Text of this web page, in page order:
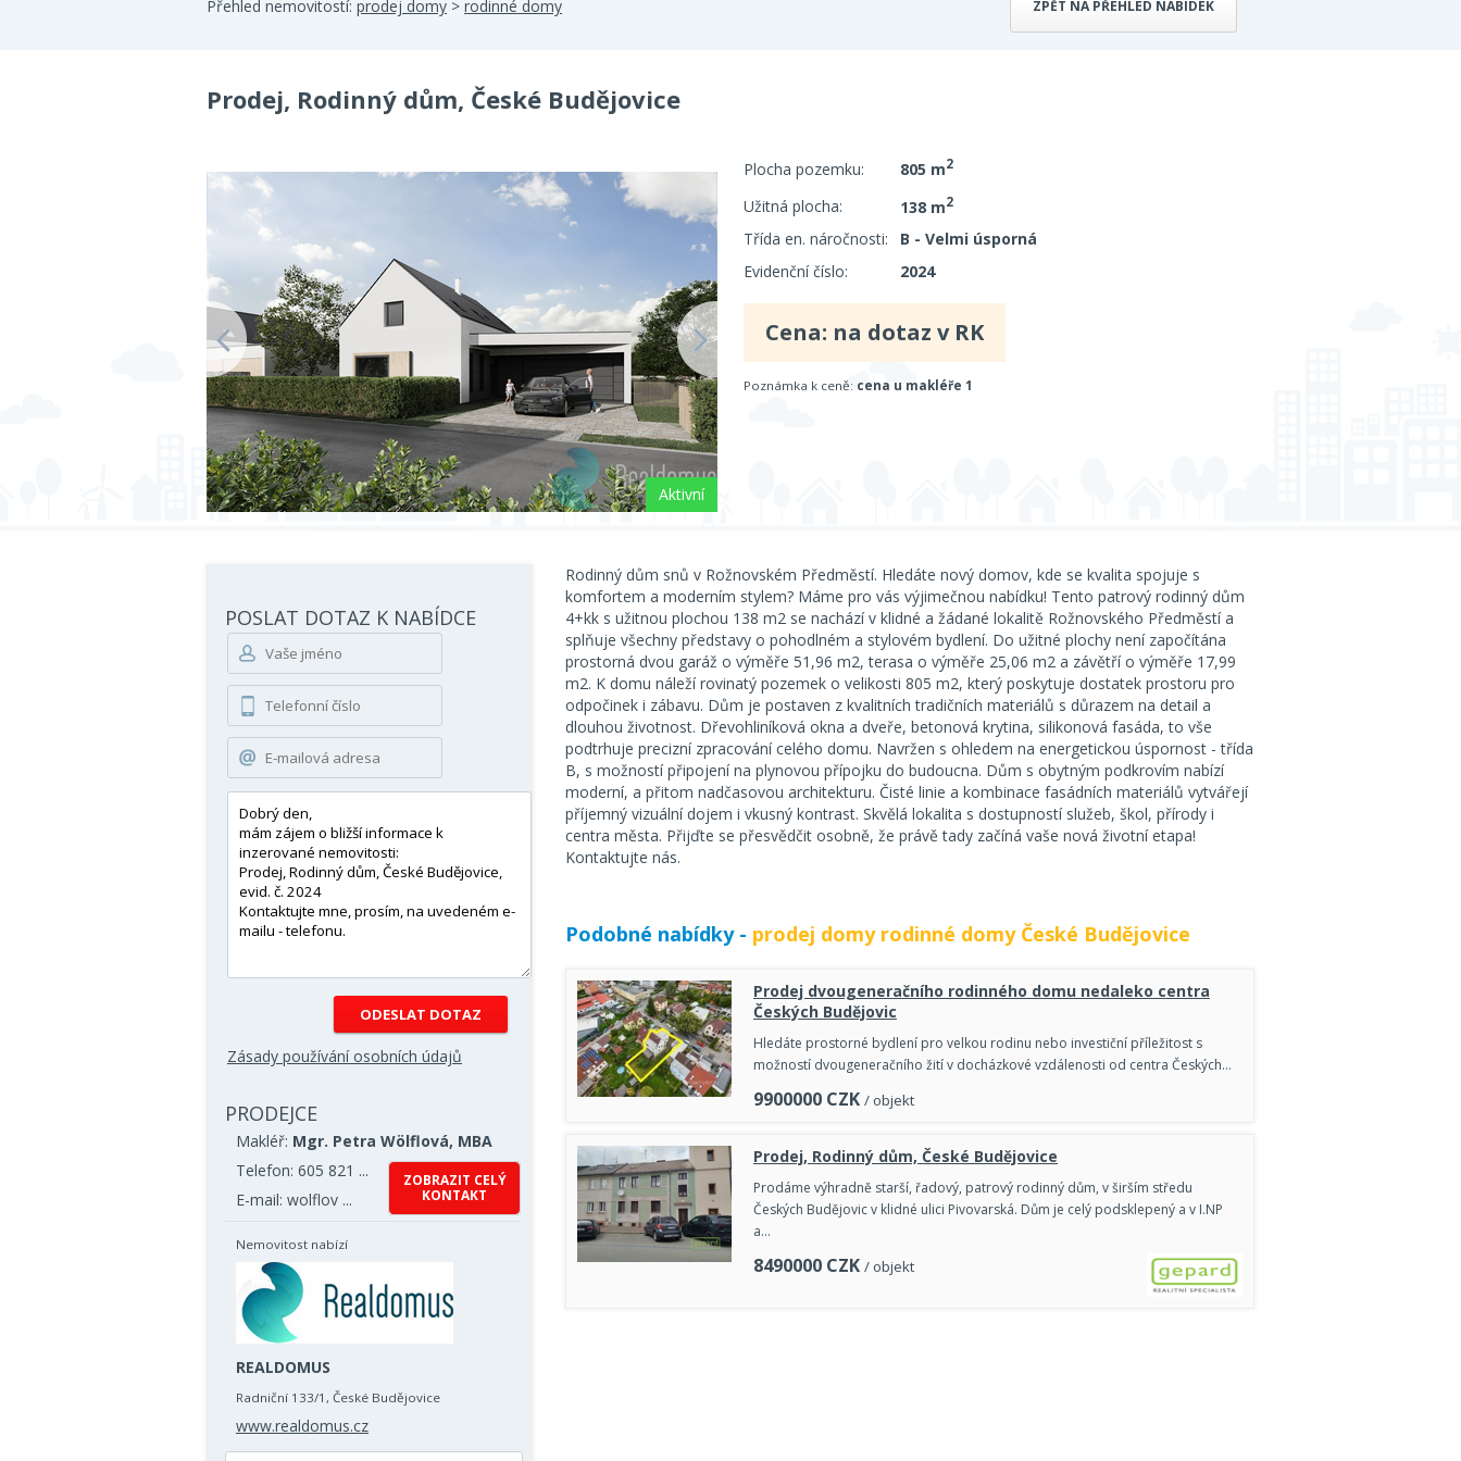
Přehled nemovitostí: prodej domy > rodinné domy ZPĚT NA PŘEHLED NABÍDEK
Prodej, Rodinný dům, České Budějovice
Aktivní
Plocha pozemku: 805 m2
Užitná plocha: 138 m2
Třída en. náročnosti:
B - Velmi úsporná
Evidenční číslo:
2024
Cena: na dotaz v RK
Poznámka k ceně: cena u makléře 1
POSLAT DOTAZ K NABÍDCE
Zásady používání osobních údajů
PRODEJCE
Makléř: Mgr. Petra Wölflová, MBA
Telefon: 605 821 ...
E-mail: wolflov ...
ZOBRAZIT CELÝ
KONTAKT
Nemovitost nabízí
REALDOMUS
Radniční 133/1, České Budějovice
www.realdomus.cz
Rodinný dům snů v Rožnovském Předměstí. Hledáte nový domov, kde se kvalita spojuje s
komfortem a moderním stylem? Máme pro vás výjimečnou nabídku! Tento patrový rodinný dům
4+kk s užitnou plochou 138 m2 se nachází v klidné a žádané lokalitě Rožnovského Předměstí a
splňuje všechny představy o pohodlném a stylovém bydlení. Do užitné plochy není započítána
prostorná dvou garáž o výměře 51,96 m2, terasa o výměře 25,06 m2 a závětří o výměře 17,99
m2. K domu náleží rovinatý pozemek o velikosti 805 m2, který poskytuje dostatek prostoru pro
odpočinek i zábavu. Dům je postaven z kvalitních tradičních materiálů s důrazem na detail a
dlouhou životnost. Dřevohliníková okna a dveře, betonová krytina, silikonová fasáda, to vše
podtrhuje precizní zpracování celého domu. Navržen s ohledem na energetickou úspornost - třída
B, s možností připojení na plynovou přípojku do budoucna. Dům s obytným podkrovím nabízí
moderní, a přitom nadčasovou architekturu. Čisté linie a kombinace fasádních materiálů vytvářejí
příjemný vizuální dojem i vkusný kontrast. Skvělá lokalita s dostupností služeb, škol, přírody i
centra města. Přijďte se přesvědčit osobně, že právě tady začíná vaše nová životní etapa!
Kontaktujte nás.
Podobné nabídky - prodej domy rodinné domy České Budějovice
Prodej dvougeneračního rodinného domu nedaleko centra
Českých Budějovic
Hledáte prostorné bydlení pro velkou rodinu nebo investiční příležitost s
možností dvougeneračního žití v docházkové vzdálenosti od centra Českých…
9900000 CZK / objekt
Prodej, Rodinný dům, České Budějovice
Prodáme výhradně starší, řadový, patrový rodinný dům, v širším středu
Českých Budějovic v klidné ulici Pivovarská. Dům je celý podsklepený a v I.NP
a…
8490000 CZK / objekt